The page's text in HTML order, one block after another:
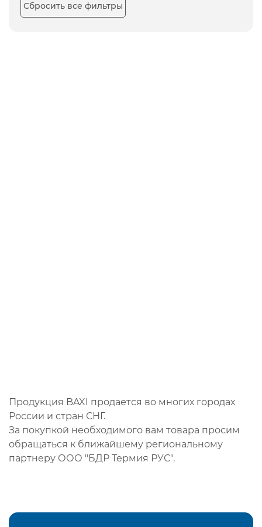
Сбросить все фильтры
Продукция BAXI продается во многих городах
России и стран СНГ.
За покупкой необходимого вам товара просим
обращаться к ближайшему региональному
партнеру ООО "БДР Термия РУС".